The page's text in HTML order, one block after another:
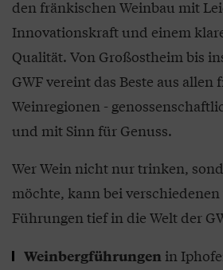
den fränkischen Weinbau mit
Innovationskraft und einem
Qualität. Von Großostheim bis
GWF vereint das Beste aus allen
Weinregionen -
und mit Sinn für Genuss.
Wer Wein nicht nur trinken,
möchte, kann bei
Führungen tief in die Welt der
Weinbergführungen in